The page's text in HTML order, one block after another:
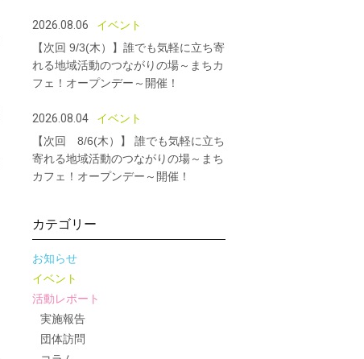
2026.08.06
イベント
【次回 9/3(木）】誰でも気軽に立ち寄
れる地域活動のつながりの場～まちカ
フェ！オープンデー～開催！
2026.08.04
イベント
【次回 8/6(木）】 誰でも気軽に立ち
寄れる地域活動のつながりの場～まち
カフェ！オープンデー～開催！
カテゴリー
お知らせ
イベント
活動レポート
実施報告
団体訪問